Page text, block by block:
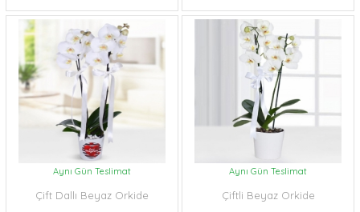
Aynı Gün Teslimat
Çift Dallı Beyaz Orkide
Aynı Gün Teslimat
Çiftli Beyaz Orkide